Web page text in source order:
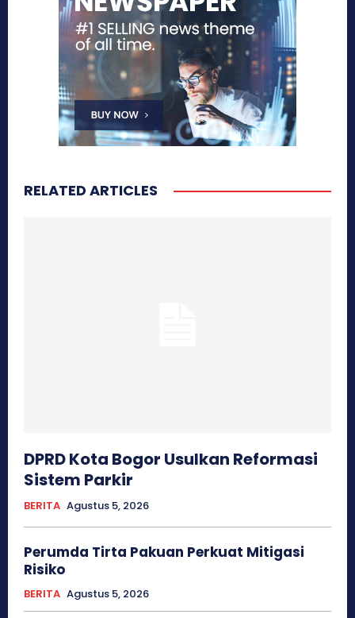
RELATED ARTICLES
DPRD Kota Bogor Usulkan Reformasi
Sistem Parkir
BERITA Agustus 5, 2026
Perumda Tirta Pakuan Perkuat Mitigasi
Risiko
BERITA Agustus 5, 2026